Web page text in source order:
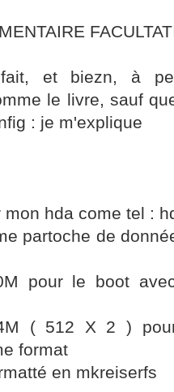
et biezn, à
le livre, sauf
: je m'explique
mon hda come tel :
partoche de
pour le boot
( 512 X 2 )
format
en mkreiserfs